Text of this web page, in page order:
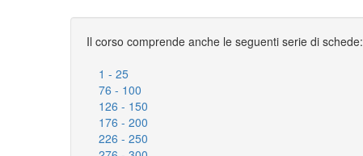
Il corso comprende anche le seguenti serie di schede:
1 - 25
76 - 100
126 - 150
176 - 200
226 - 250